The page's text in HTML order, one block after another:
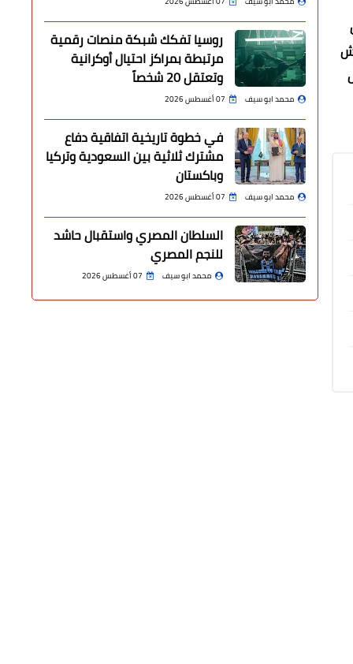
روسيا تفكك شبكة منصات رقمية
مرتبطة بمراكز احتيال أوكرانية
وتعتقل 20 شخصاً
محمد ابو سيف 07 أغسطس 2026
في خطوة تاريخية اتفاقية دفاع
مشترك ثلاثية بين السعودية وتركيا
وباكستان
محمد ابو سيف 07 أغسطس 2026
السلطان المصري واستقبال حاشد
للنجم المصري
محمد ابو سيف 07 أغسطس 2026